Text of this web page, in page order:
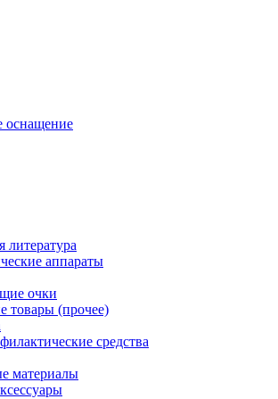
оснащение
литература
аппараты
очки
товары (прочее)
средства
материалы